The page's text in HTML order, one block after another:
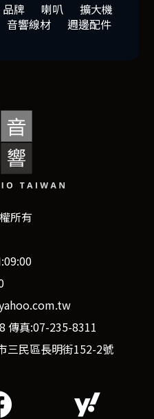
品牌 喇叭
擴大機
音響線材
週邊配件
所有
傳真:07-235-8311
三民區長明街152-2號